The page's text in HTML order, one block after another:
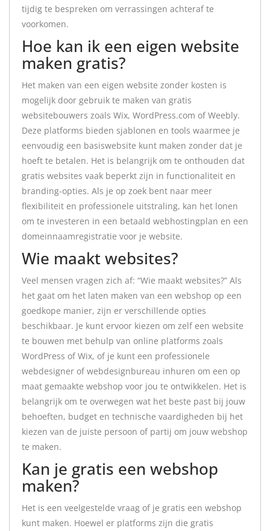
tijdig te bespreken om verrassingen achteraf te
voorkomen.
Hoe kan ik een eigen website
maken gratis?
Het maken van een eigen website zonder kosten is
mogelijk door gebruik te maken van gratis
websitebouwers zoals Wix, WordPress.com of Weebly.
Deze platforms bieden sjablonen en tools waarmee je
eenvoudig een basiswebsite kunt maken zonder dat je
hoeft te betalen. Het is belangrijk om te onthouden dat
gratis websites vaak beperkt zijn in functionaliteit en
branding-opties. Als je op zoek bent naar meer
flexibiliteit en professionele uitstraling, kan het lonen
om te investeren in een betaald webhostingplan en een
domeinnaamregistratie voor je website.
Wie maakt websites?
Veel mensen vragen zich af: “Wie maakt websites?” Als
het gaat om het laten maken van een webshop op een
goedkope manier, zijn er verschillende opties
beschikbaar. Je kunt ervoor kiezen om zelf een website
te bouwen met behulp van online platforms zoals
WordPress of Wix, of je kunt een professionele
webdesigner of webdesignbureau inhuren om een op
maat gemaakte webshop voor jou te ontwikkelen. Het is
belangrijk om te overwegen wat het beste past bij jouw
behoeften, budget en technische vaardigheden bij het
kiezen van de juiste persoon of partij om jouw webshop
te maken.
Kan je gratis een webshop
maken?
Het is een veelgestelde vraag of je gratis een webshop
kunt maken. Hoewel er platforms zijn die gratis